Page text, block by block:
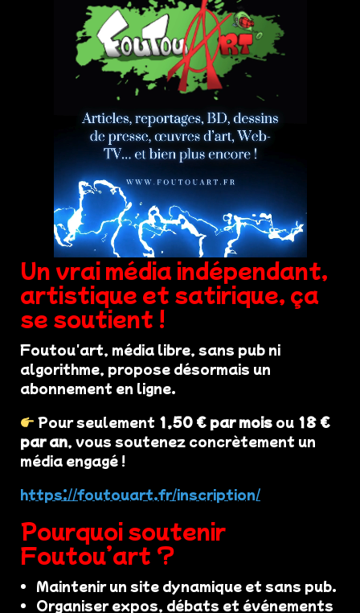
Un vrai média indépendant,
artistique et satirique, ça
se soutient !
Foutou'art, média libre, sans pub ni
algorithme, propose désormais un
abonnement en ligne.
Pour seulement 1,50 € par mois ou 18 €
par an, vous soutenez concrètement un
média engagé !
https://foutouart.fr/inscription/
Pourquoi soutenir
Foutou’art ?
Maintenir un site dynamique et sans pub.
Organiser expos, débats et événements